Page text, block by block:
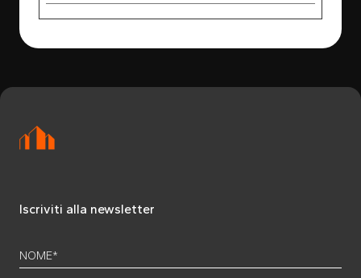
Iscriviti alla newsletter
NOME*